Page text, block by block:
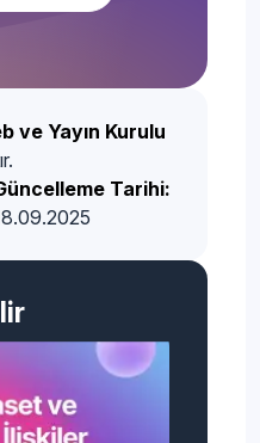
ve Yayın Kurulu
Tarihi: